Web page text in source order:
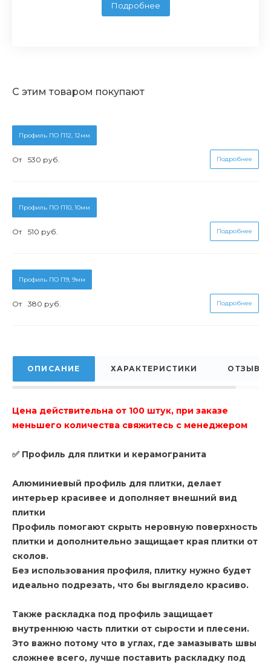
Подробнее
С этим товаром покупают
Профиль ПО П12, 12мм
От 530 руб. Подробнее
Профиль ПО П10, 10мм
От 510 руб. Подробнее
Профиль ПО П9, 9мм
От 380 руб. Подробнее
ОПИСАНИЕ ХАРАКТЕРИСТИКИ ОТЗЫВЫ
Цена действительна от 100 штук, при заказе
меньшего количества свяжитесь с менеджером
✅ Профиль для плитки и керамогранита
Алюминиевый профиль для плитки, делает
интерьер красивее и дополняет внешний вид
плитки
Профиль помогают скрыть неровную поверхность
плитки и дополнительно защищает края плитки от
сколов.
Без использования профиля, плитку нужно будет
идеально подрезать, что бы выглядело красиво.
Также раскладка под профиль защищает
внутреннюю часть плитки от сырости и плесени.
Это важно потому что в углах, где замазывать швы
сложнее всего, лучше поставить раскладку под